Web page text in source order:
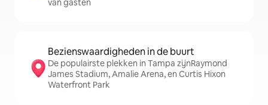
van gasten
Bezienswaardigheden in de buurt
De populairste plekken in Tampa zijnRaymond
James Stadium, Amalie Arena, en Curtis Hixon
Waterfront Park